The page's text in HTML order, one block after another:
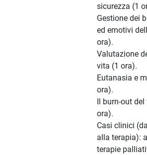
sicurezza (1
Gestione dei
ed emotivi
ora).
Valutazione
vita (1 ora).
Eutanasia e
ora).
Il burn-out
ora).
Casi clinici
alla terapia):
terapie